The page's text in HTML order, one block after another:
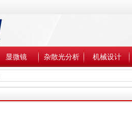
显微镜 杂散光分析 机械设计